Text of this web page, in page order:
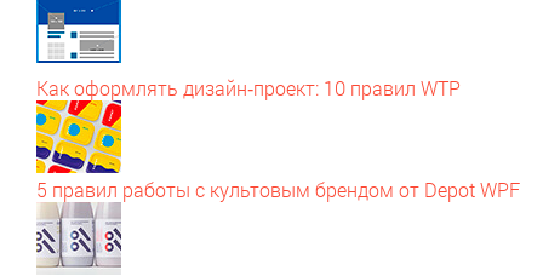
Как оформлять дизайн‑проект: 10 правил WTP
5 правил работы с культовым брендом от Depot WPF